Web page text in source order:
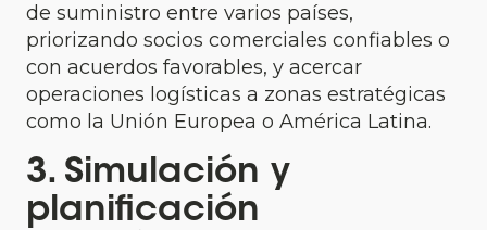
de suministro entre varios países,
priorizando socios comerciales confiables o
con acuerdos favorables, y acercar
operaciones logísticas a zonas estratégicas
como la Unión Europea o América Latina.
3. Simulación y
planificación